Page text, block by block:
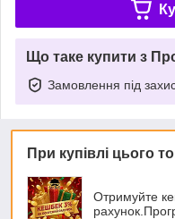
Що таке купити з
Замовлення під
При купівлі цього
Отримуйте